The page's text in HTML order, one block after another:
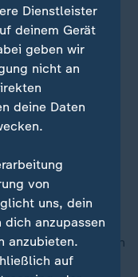
führe, sei die
Israel und
Umlauf. Viele
lebende
der Politik in
"noch
dass man in
Umlauf aus.
Dienstleister
deinem Gerät
geben wir
nicht an
deine Daten
von
uns, dein
dich anzupassen
anzubieten.
auf